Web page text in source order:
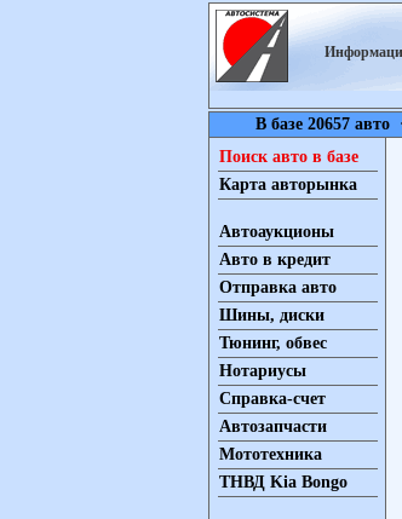
В базе 20657 авто
Поиск авто в базе
Карта авторынка
Автоаукционы
Авто в кредит
Отправка авто
Шины, диски
Тюнинг, обвес
Нотариусы
Справка-счет
Автозапчасти
Мототехника
ТНВД Kia Bongo